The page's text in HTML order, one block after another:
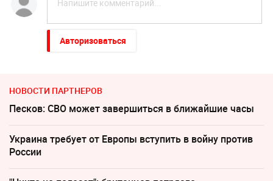
Авторизоваться
НОВОСТИ ПАРТНЕРОВ
Песков: СВО может завершиться в ближайшие часы
Украина требует от Европы вступить в войну против
России